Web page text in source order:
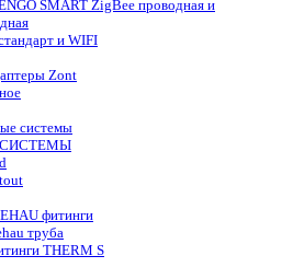
SMART ZigBee проводная и
и WIFI
Zont
системы
фитинги
труба
THERM S